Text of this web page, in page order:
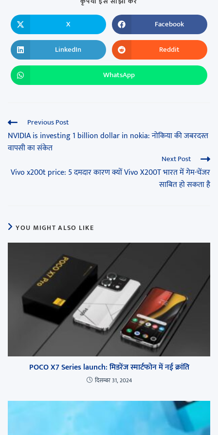
X Facebook
LinkedIn Reddit
WhatsApp
Previous Post
NVIDIA is investing 1 billion dollar in nokia: नोकिया की जबरदस्त
वापसी का संकेत
Next Post
Vivo x200t price: 5 दमदार कारण क्यों Vivo X200T भारत में गेम-चेंजर
साबित हो सकता है
YOU MIGHT ALSO LIKE
POCO X7 Series launch: मिडरेंज स्मार्टफोन में नई क्रांति
दिसम्बर 31, 2024